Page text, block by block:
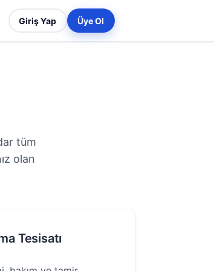
Giriş Yap Üye Ol
tüm
olan
Tesisatı